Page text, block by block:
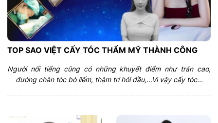
TOP SAO VIỆT CẤY TÓC THẨM MỸ THÀNH CÔNG
Người nổi tiếng cũng có những khuyết điểm như trán cao,
đường chân tóc bò liếm, thậm trí hói đầu,…Vì vậy cấy tóc...